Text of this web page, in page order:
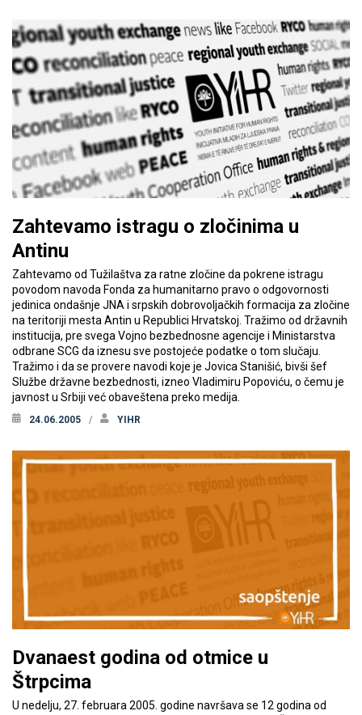
Zahtevamo istragu o zločinima u
Antinu
Zahtevamo od Tužilaštva za ratne zločine da pokrene istragu
povodom navoda Fonda za humanitarno pravo o odgovornosti
jedinica ondašnje JNA i srpskih dobrovoljačkih formacija za zločine
na teritoriji mesta Antin u Republici Hrvatskoj. Tražimo od državnih
institucija, pre svega Vojno bezbednosne agencije i Ministarstva
odbrane SCG da iznesu sve postojeće podatke o tom slučaju.
Tražimo i da se provere navodi koje je Jovica Stanišić, bivši šef
Službe državne bezbednosti, izneo Vladimiru Popoviću, o čemu je
javnost u Srbiji već obaveštena preko medija.
24.06.2005 YIHR
Dvanaest godina od otmice u
Štrpcima
U nedelju, 27. februara 2005. godine navršava se 12 godina od